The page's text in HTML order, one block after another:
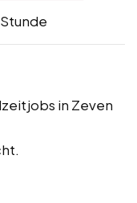
in Zeven